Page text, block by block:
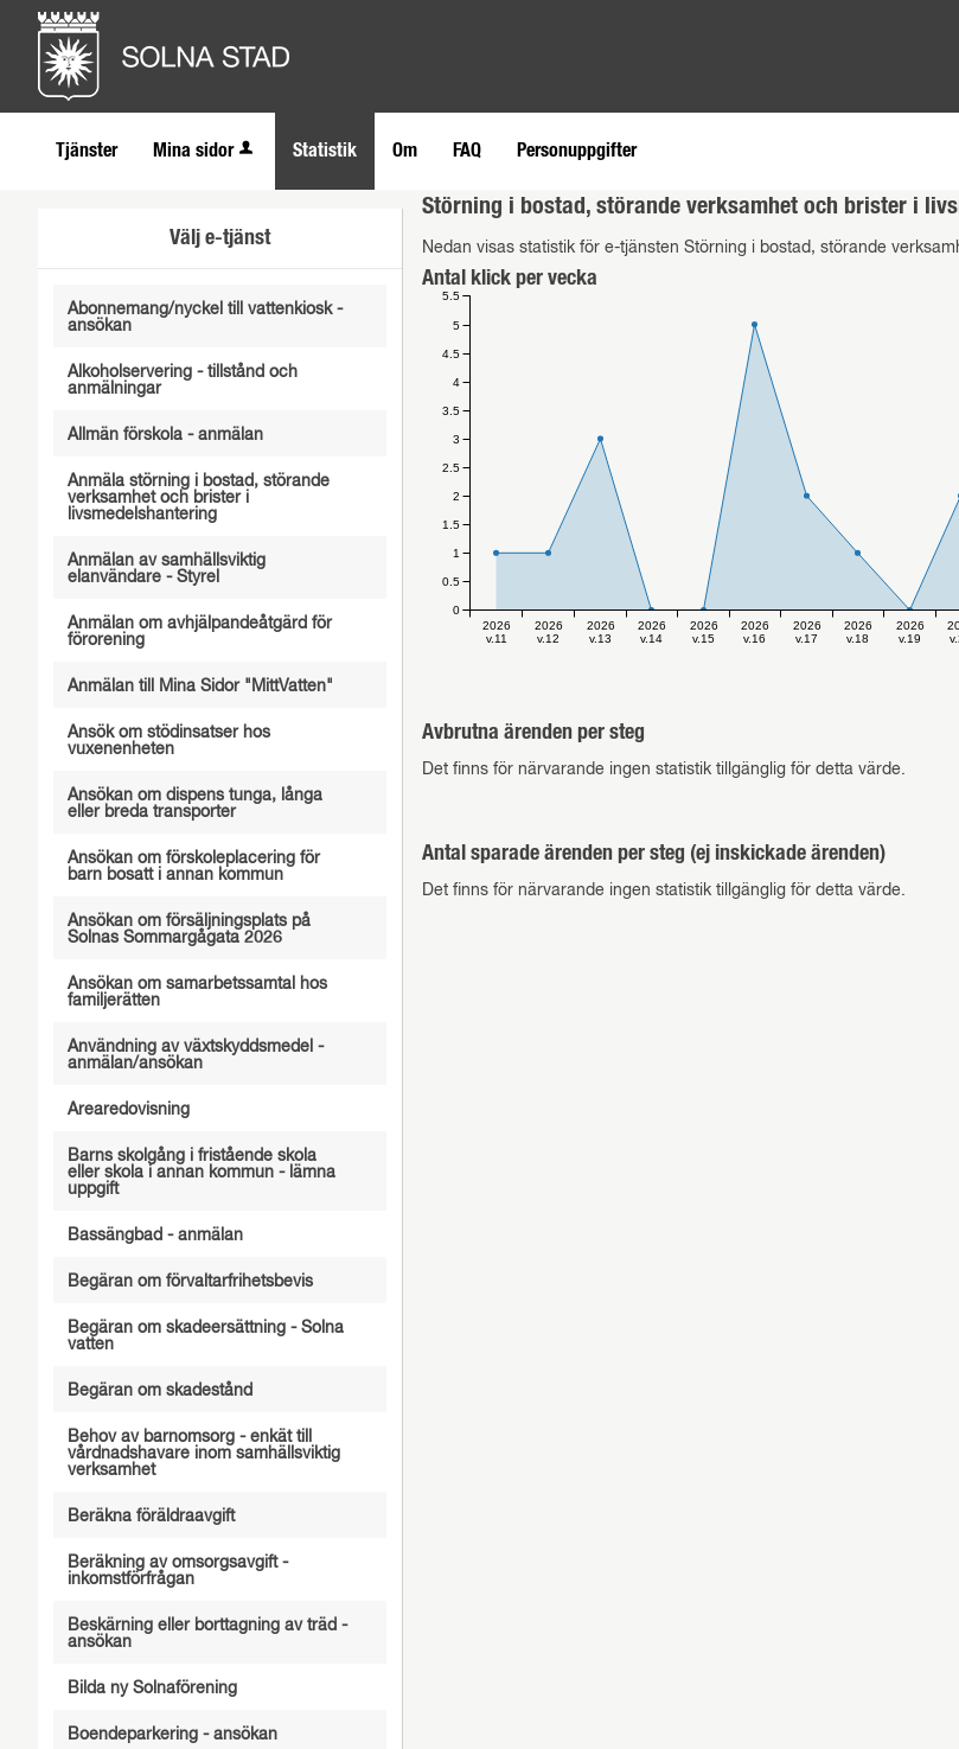
Tjänster Mina sidor Statistik Om FAQ Personuppgifter
Välj e-tjänst
Abonnemang/nyckel till vattenkiosk -
ansökan
Alkoholservering - tillstånd och
anmälningar
Allmän förskola - anmälan
Anmäla störning i bostad, störande
verksamhet och brister i
livsmedelshantering
Anmälan av samhällsviktig
elanvändare - Styrel
Anmälan om avhjälpandeåtgärd för
förorening
Anmälan till Mina Sidor "MittVatten"
Ansök om stödinsatser hos
vuxenenheten
Ansökan om dispens tunga, långa
eller breda transporter
Ansökan om förskoleplacering för
barn bosatt i annan kommun
Ansökan om försäljningsplats på
Solnas Sommargågata 2026
Ansökan om samarbetssamtal hos
familjerätten
Användning av växtskyddsmedel -
anmälan/ansökan
Arearedovisning
Barns skolgång i fristående skola
eller skola i annan kommun - lämna
uppgift
Bassängbad - anmälan
Begäran om förvaltarfrihetsbevis
Begäran om skadeersättning - Solna
vatten
Begäran om skadestånd
Behov av barnomsorg - enkät till
vårdnadshavare inom samhällsviktig
verksamhet
Beräkna föräldraavgift
Beräkning av omsorgsavgift -
inkomstförfrågan
Beskärning eller borttagning av träd -
ansökan
Bilda ny Solnaförening
Boendeparkering - ansökan
Störning i bostad, störande verksamhet och brister i
Nedan visas statistik för e-tjänsten Störning i bostad, störande
Antal klick per vecka
2026
v.11
2026
v.12
2026
v.13
2026
v.14
2026
v.15
2026
v.16
2026
v.17
2026
v.18
2026
v.19
0
0.5
1
1.5
2
2.5
3
3.5
4
4.5
5
5.5
Avbrutna ärenden per steg
Det finns för närvarande ingen statistik tillgänglig för detta värde.
Antal sparade ärenden per steg (ej inskickade ärenden)
Det finns för närvarande ingen statistik tillgänglig för detta värde.